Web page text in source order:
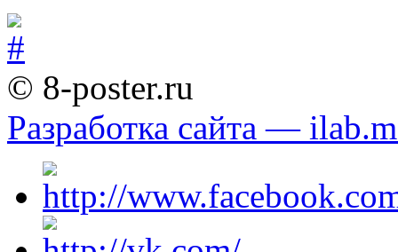
© 8-poster.ru
Разработка сайта —